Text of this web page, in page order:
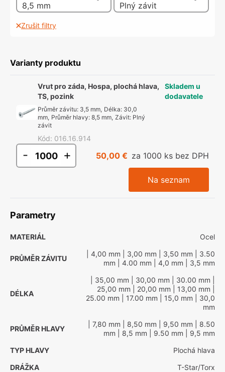
8,5 mm Plný závit
Zrušit filtry
Varianty produktu
Vrut pro záda, Hospa, plochá hlava,
TS, pozink
Průměr závitu: 3,5 mm, Délka: 30,0
mm, Průměr hlavy: 8,5 mm, Závit: Plný
závit
Kód: 016.16.914
Skladem u
dodavatele
- + 50,00 € za 1000 ks bez DPH
Na seznam
Parametry
MATERIÁL Ocel
PRŮMĚR ZÁVITU
| 4,00 mm | 3,00 mm | 3,50 mm | 3.50
mm | 4.00 mm | 4,0 mm | 3,5 mm
DÉLKA
| 35,00 mm | 30,00 mm | 30.00 mm
25,00 mm | 20,00 mm | 13,00 mm
25.00 mm | 17.00 mm | 15,0 mm | 30,0
mm
PRŮMĚR HLAVY
| 7,80 mm | 8,50 mm | 9,50 mm | 8.50
mm | 8,5 mm | 9.50 mm | 9,5 mm
TYP HLAVY
Plochá hlava
DRÁŽKA
T-Star/Torx